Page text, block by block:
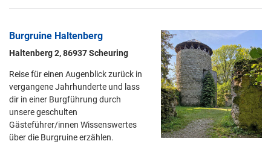
Burgruine Haltenberg
Haltenberg 2, 86937 Scheuring
Reise für einen Augenblick zurück in
vergangene Jahrhunderte und lass
dir in einer Burgführung durch
unsere geschulten
Gästeführer/innen Wissenswertes
über die Burgruine erzählen.